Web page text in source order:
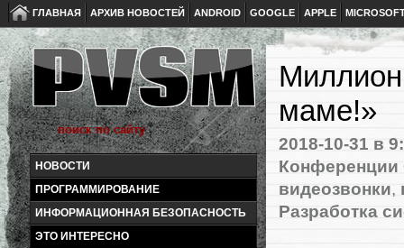
ГЛАВНАЯ АРХИВ НОВОСТЕЙ ANDROID GOOGLE APPLE
НОВОСТИ
ПРОГРАММИРОВАНИЕ
ИНФОРМАЦИОННАЯ БЕЗОПАСНОСТЬ
ЭТО ИНТЕРЕСНО
Миллион
маме!»
2018-10-31 в
Конференции
видеозвонки,
Разработка